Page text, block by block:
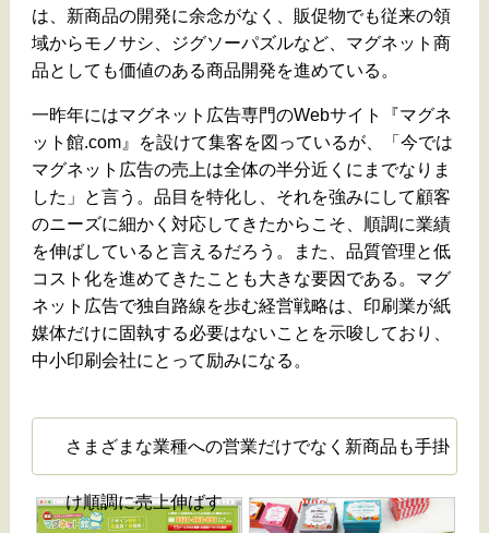
は、新商品の開発に余念がなく、販促物でも従来の領
域からモノサシ、ジグソーパズルなど、マグネット商
品としても価値のある商品開発を進めている。
一昨年にはマグネット広告専門のWebサイト『マグネ
ット館.com』を設けて集客を図っているが、「今では
マグネット広告の売上は全体の半分近くにまでなりま
した」と言う。品目を特化し、それを強みにして顧客
のニーズに細かく対応してきたからこそ、順調に業績
を伸ばしていると言えるだろう。また、品質管理と低
コスト化を進めてきたことも大きな要因である。マグ
ネット広告で独自路線を歩む経営戦略は、印刷業が紙
媒体だけに固執する必要はないことを示唆しており、
中小印刷会社にとって励みになる。
さまざまな業種への営業だけでなく新商品も手掛
け順調に売上伸ばす